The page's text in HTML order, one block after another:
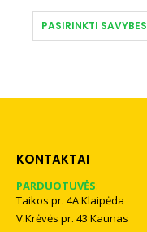
PASIRINKTI SAVYBES
KONTAKTAI
PARDUOTUVĖS:
Taikos pr. 4A Klaipėda
V.Krėvės pr. 43 Kaunas